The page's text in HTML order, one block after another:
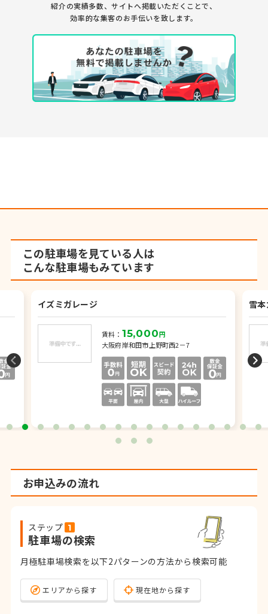
紹介の実績多数、サイトへ掲載いただくことで、
効率的な集客のお手伝いを致します。
この駐車場を見ている人は
こんな駐車場もみています
イズミガレージ
賃料： 15,000円
大阪府岸和田市上野町西2－7
雪
お申込みの流れ
ステップ
駐車場の検索
月極駐車場検索を以下2パターンの方法から検索可能
エリアから探す 現在地から探す